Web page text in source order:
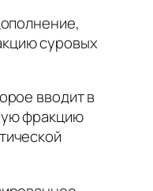
суровых
вводит в
фракцию